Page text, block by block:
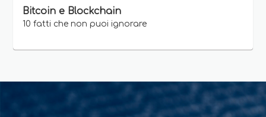
Bitcoin e Blockchain
10 fatti che non puoi ignorare